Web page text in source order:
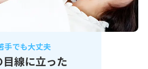
手でも大丈夫
線に立った